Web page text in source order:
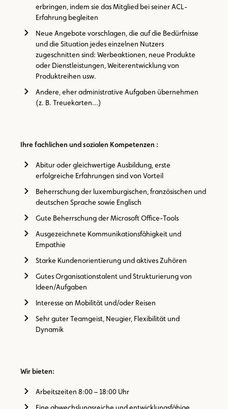
erbringen, indem sie das Mitglied bei seiner ACL-
Erfahrung begleiten
Neue Angebote vorschlagen, die auf die Bedürfnisse
und die Situation jedes einzelnen Nutzers
zugeschnitten sind: Werbeaktionen, neue Produkte
oder Dienstleistungen, Weiterentwicklung von
Produktreihen usw.
Andere, eher administrative Aufgaben übernehmen
(z. B. Treuekarten…)
Ihre fachlichen und sozialen Kompetenzen :
Abitur oder gleichwertige Ausbildung, erste
erfolgreiche Erfahrungen sind von Vorteil
Beherrschung der luxemburgischen, französischen und
deutschen Sprache sowie Englisch
Gute Beherrschung der Microsoft Office-Tools
Ausgezeichnete Kommunikationsfähigkeit und
Empathie
Starke Kundenorientierung und aktives Zuhören
Gutes Organisationstalent und Strukturierung von
Ideen/Aufgaben
Interesse an Mobilität und/oder Reisen
Sehr guter Teamgeist, Neugier, Flexibilität und
Dynamik
Wir bieten:
Arbeitszeiten 8:00 – 18:00 Uhr